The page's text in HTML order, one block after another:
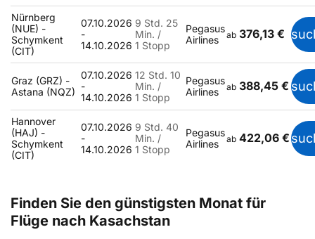
Nürnberg
(NUE) -
Schymkent
(CIT)
07.10.2026
-
14.10.2026
9 Std. 25
Min. /
1 Stopp
Pegasus
Airlines
ab 376,13 €
Graz (GRZ) -
Astana (NQZ)
07.10.2026
-
14.10.2026
12 Std. 10
Min. /
1 Stopp
Pegasus
Airlines
ab 388,45 €
Hannover
(HAJ) -
Schymkent
(CIT)
07.10.2026
-
14.10.2026
9 Std. 40
Min. /
1 Stopp
Pegasus
Airlines
ab 422,06 €
Finden Sie den günstigsten Monat für
Flüge nach Kasachstan